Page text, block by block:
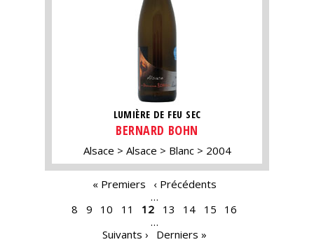
LUMIÈRE DE FEU SEC
BERNARD BOHN
Alsace Alsace Blanc 2004
« Premiers
‹ Précédents
…
8
9 10 11 12 13 14 15
16
…
Suivants ›
Derniers »